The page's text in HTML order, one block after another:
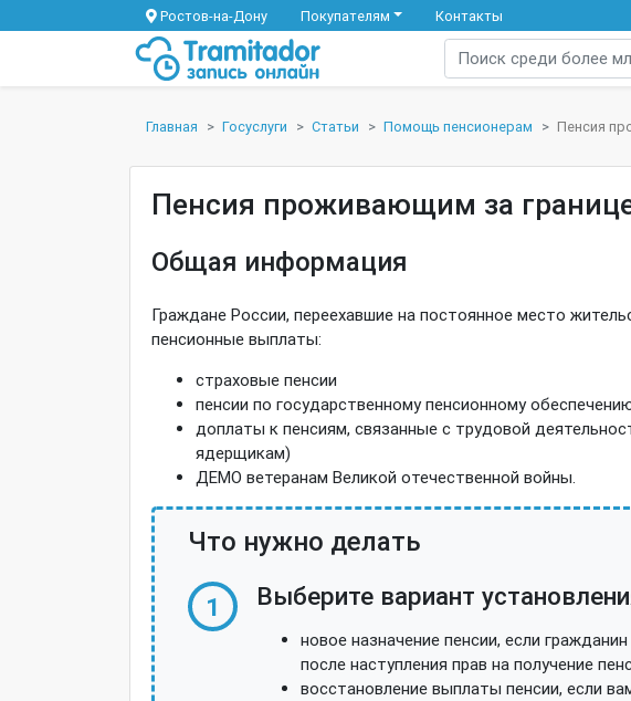
Ростов-на-Дону Покупателям Контакты
Главная Госуслуги Статьи Помощь пенсионерам Пенсия
Пенсия проживающим за
Общая информация
Граждане России, переехавшие на постоянное место
пенсионные выплаты:
страховые пенсии
пенсии по государственному пенсионному
доплаты к пенсиям, связанные с трудовой
ядерщикам)
ДЕМО ветеранам Великой отечественной войны.
Что нужно делать
1 Выберите вариант
новое назначение пенсии, если
после наступления прав на получение
восстановление выплаты пенсии, если